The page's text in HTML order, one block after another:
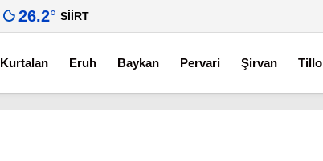
26.2° SIIRT
Kurtalan Eruh Baykan Pervari Şirvan Tillo